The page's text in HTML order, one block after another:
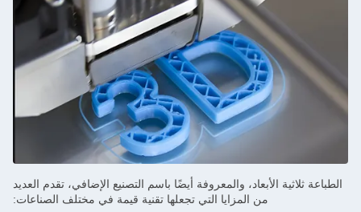
الطباعة ثلاثية الأبعاد، والمعروفة أيضًا باسم التصنيع الإضافي، تقدم العديد
من المزايا التي تجعلها تقنية قيمة في مختلف الصناعات: